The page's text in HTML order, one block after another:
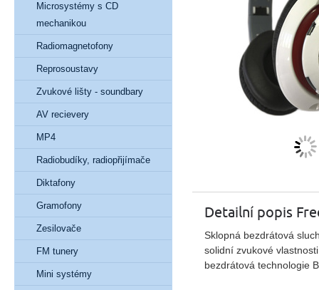
Detailní popis
Sklopná bezdrátová
solidní zvukové
bezdrátová technologie
Microsystémy s CD
mechanikou
Radiomagnetofony
Reprosoustavy
Zvukové lišty - soundbary
AV recievery
MP4
Radiobudíky, radiopřijímače
Diktafony
Gramofony
Zesilovače
FM tunery
Mini systémy